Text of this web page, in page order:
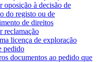
oposição à decisão de
do registo ou de
de direitos
reclamação
licença de exploração
pedido
documentos ao pedido que